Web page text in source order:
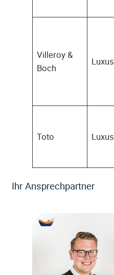
Villeroy &
Boch
Luxus
Toto Luxus
Ihr Ansprechpartner